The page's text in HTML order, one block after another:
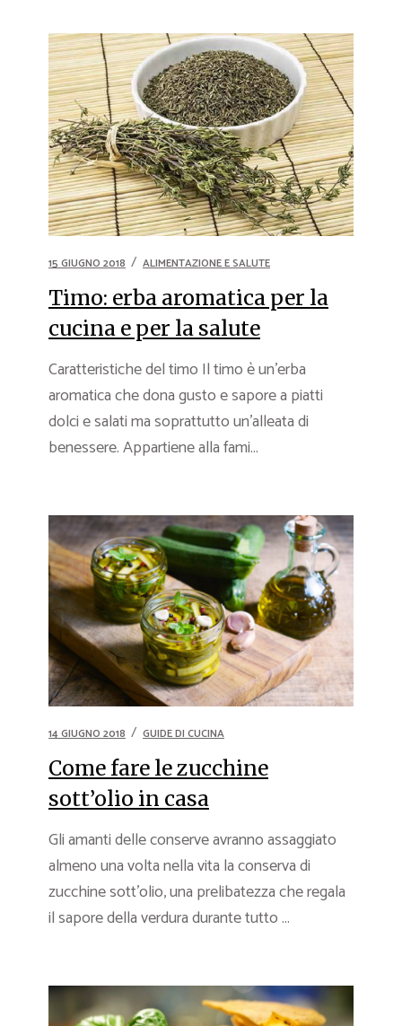
15 GIUGNO 2018 ALIMENTAZIONE E SALUTE
Timo: erba aromatica per la
cucina e per la salute
Caratteristiche del timo Il timo è un’erba
aromatica che dona gusto e sapore a piatti
dolci e salati ma soprattutto un’alleata di
benessere. Appartiene alla fami...
14 GIUGNO 2018 GUIDE DI CUCINA
Come fare le zucchine
sott’olio in casa
Gli amanti delle conserve avranno assaggiato
almeno una volta nella vita la conserva di
zucchine sott’olio, una prelibatezza che regala
il sapore della verdura durante tutto ...